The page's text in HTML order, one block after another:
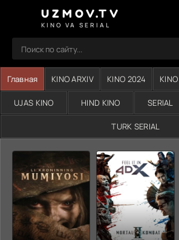
UZMOV.TV
KINO VA SERIAL
Главная KINO ARXIV KINO 2024
UJAS KINO HIND KINO SERIAL
TURK SERIAL